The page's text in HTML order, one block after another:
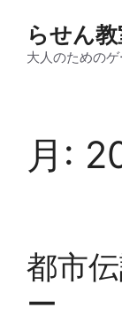
らせん
大人のための
月:
都市
ー